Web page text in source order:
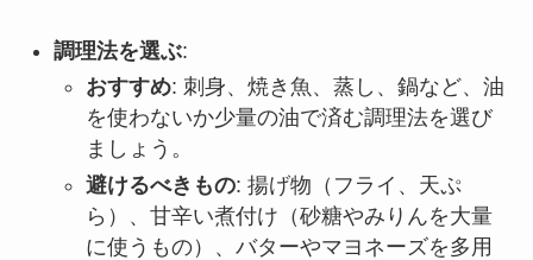
調理法を選ぶ:
おすすめ: 刺身、焼き魚、蒸し、鍋など、油
を使わないか少量の油で済む調理法を選び
ましょう。
避けるべきもの: 揚げ物（フライ、天ぷ
ら）、甘辛い煮付け（砂糖やみりんを大量
に使うもの）、バターやマヨネーズを多用